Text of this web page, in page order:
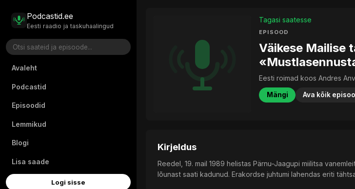
Podcastid.ee
Eesti raadio ja taskuhaalingud
Avaleht
Podcastid
Episoodid
Lemmikud
Blogi
Lisa saade
Logi sisse
Tagasi saatesse
EPISOOD
Väikese Mailise
Eesti roimad koos Andres
Mängi Ava kõik
Kirjeldus
Reedel, 19. mail 1989 helistas Pärnu-Jaagupi miilitsa
lõunast saati kadunud. Erakordse juhtumi lahendas eriti